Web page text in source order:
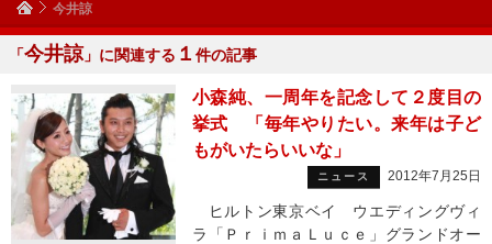
今井諒
「今井諒 」に関連する １ 件の記事
小森純、一周年を記念して２度目の
挙式 「毎年やりたい。来年は子ど
もがいたらいいな」
ニュース 2012年7月25日
ヒルトン東京ベイ ウエディングヴィ
ラ「ＰｒｉｍａＬｕｃｅ」グランドオー